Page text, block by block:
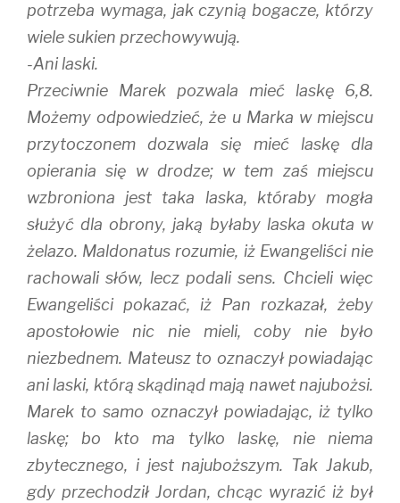
potrzeba wymaga, jak czynią bogacze, którzy
wiele sukien przechowywują.
-Ani laski.
Przeciwnie Marek pozwala mieć laskę 6,8.
Możemy odpowiedzieć, że u Marka w miejscu
przytoczonem dozwala się mieć laskę dla
opierania się w drodze; w tem zaś miejscu
wzbroniona jest taka laska, któraby mogła
służyć dla obrony, jaką byłaby laska okuta w
żelazo. Maldonatus rozumie, iż Ewangeliści nie
rachowali słów, lecz podali sens. Chcieli więc
Ewangeliści pokazać, iż Pan rozkazał, żeby
apostołowie nic nie mieli, coby nie było
niezbednem. Mateusz to oznaczył powiadając
ani laski, którą skądinąd mają nawet najubożsi.
Marek to samo oznaczył powiadając, iż tylko
laskę; bo kto ma tylko laskę, nie niema
zbytecznego, i jest najuboższym. Tak Jakub,
gdy przechodził Jordan, chcąc wyrazić iż był